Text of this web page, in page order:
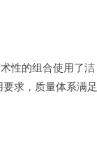
性的组合使用了洁
求，质量体系满足